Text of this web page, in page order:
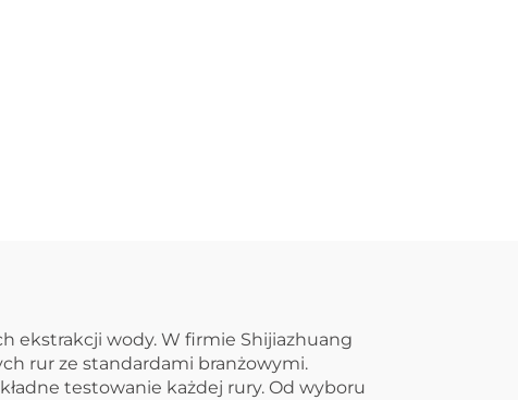
ekstrakcji wody. W firmie Shijiazhuang
rur ze standardami branżowymi.
testowanie każdej rury. Od wyboru